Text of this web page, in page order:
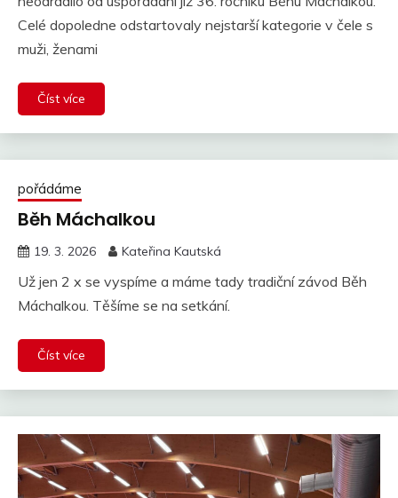
Celé dopoledne odstartovaly nejstarší kategorie v čele s
muži, ženami
Číst více
pořádáme
Běh Máchalkou
19. 3. 2026 Kateřina Kautská
Už jen 2 x se vyspíme a máme tady tradiční závod Běh
Máchalkou. Těšíme se na setkání.
Číst více